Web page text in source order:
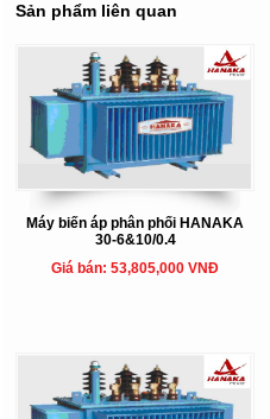
Sản phẩm liên quan
Máy biến áp phân phối HANAKA
30-6&10/0.4
Giá bán: 53,805,000 VNĐ